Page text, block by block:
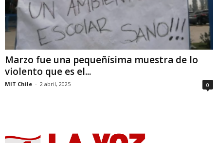
Marzo fue una pequeñísima muestra de lo
violento que es el...
MIT Chile - 2 abril, 2025 0